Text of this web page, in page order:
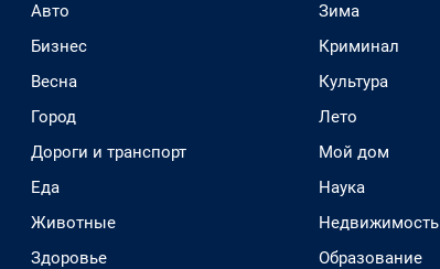
Авто
Бизнес
Весна
Город
Дороги и транспорт
Еда
Животные
Здоровье
Зима
Криминал
Культура
Лето
Мой дом
Наука
Недвижимость
Образование